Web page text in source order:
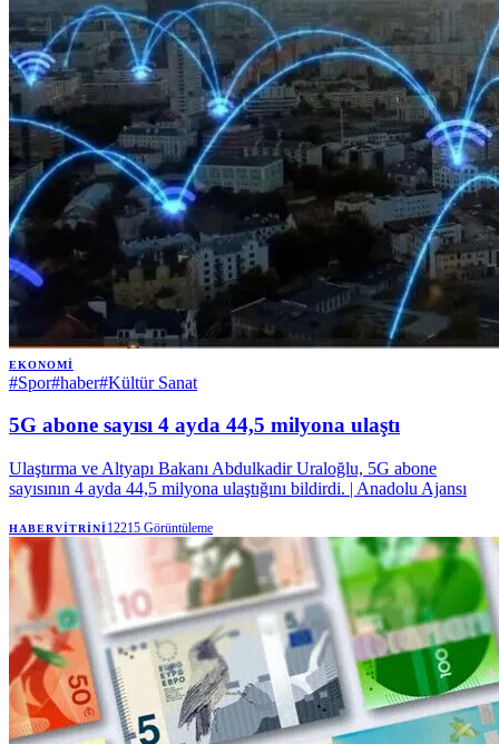
EKONOMI
#Spor#haber#Kültür Sanat
5G abone sayısı 4 ayda 44,5 milyona ulaştı
Ulaştırma ve Altyapı Bakanı Abdulkadir Uraloğlu, 5G abone
sayısının 4 ayda 44,5 milyona ulaştığını bildirdi. | Anadolu Ajansı
HABERVITRINI12215 Görüntüleme